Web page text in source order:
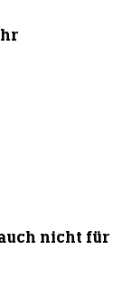
nicht für